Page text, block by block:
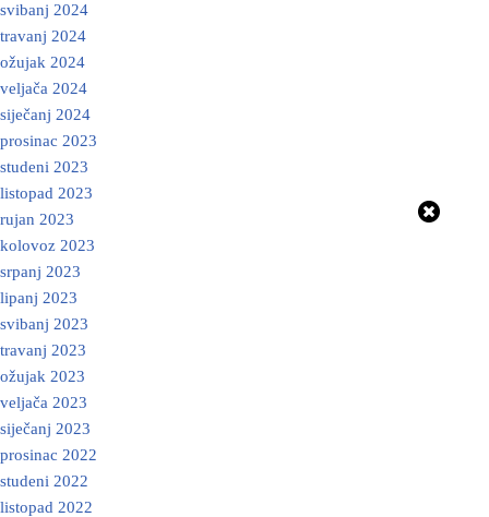
svibanj 2024
travanj 2024
ožujak 2024
veljača 2024
siječanj 2024
prosinac 2023
studeni 2023
listopad 2023
rujan 2023
kolovoz 2023
srpanj 2023
lipanj 2023
svibanj 2023
travanj 2023
ožujak 2023
veljača 2023
siječanj 2023
prosinac 2022
studeni 2022
listopad 2022